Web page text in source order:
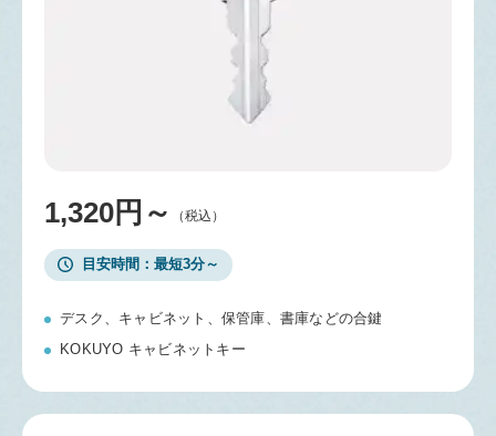
1,320円～ （税込）
目安時間 最短3分～
デスク、キャビネット、保管庫、書庫などの合鍵
KOKUYO キャビネットキー